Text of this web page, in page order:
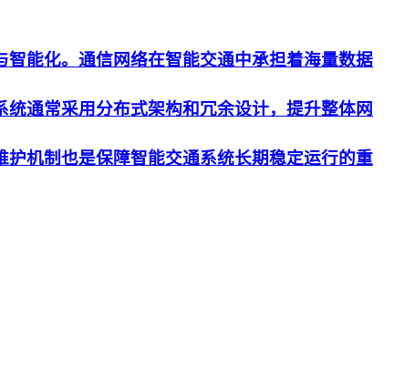
能化。通信网络在智能交通中承担着海量数据
通常采用分布式架构和冗余设计，提升整体网
机制也是保障智能交通系统长期稳定运行的重